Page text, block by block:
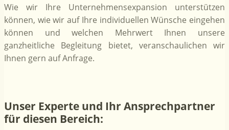
Wie wir Ihre Unternehmensexpansion unterstützen
können, wie wir auf Ihre individuellen Wünsche eingehen
können und welchen Mehrwert Ihnen unsere
ganzheitliche Begleitung bietet, veranschaulichen wir
Ihnen gern auf Anfrage.
Unser Experte und Ihr Ansprechpartner
für diesen Bereich: